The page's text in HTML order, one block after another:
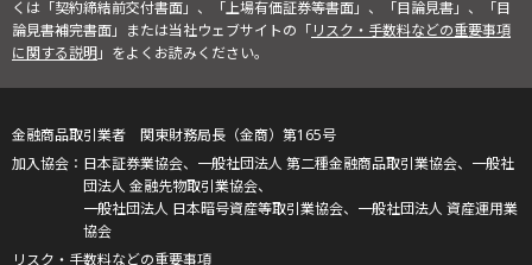
くは「契約締結前交付書面」、「上場有価証券等書面」、「目論見書」、「目
論見書補完書面」または当社ウェブサイトの「リスク・手数料などの重要事項
に関する説明」をよくお読みください。
金融商品取引業者 関東財務局長（金商）第165号
日本証券業協会、一般社団法人 第二種金融商品取引業協会、一般社
団法人 金融先物取引業協会、
一般社団法人 日本暗号資産等取引業協会、一般社団法人 資産運用業
協会
リスク・手数料などの重要事項